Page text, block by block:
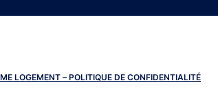
LOGEMENT – POLITIQUE DE CONFIDENTIALITÉ